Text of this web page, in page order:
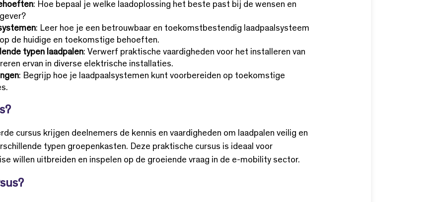
: Hoe bepaal je welke laadoplossing het beste past bij de wensen en
: Leer hoe je een betrouwbaar en toekomstbestendig laadpaalsysteem
de huidige en toekomstige behoeften.
typen laadpalen: Verwerf praktische vaardigheden voor het installeren van
ervan in diverse elektrische installaties.
: Begrijp hoe je laadpaalsystemen kunt voorbereiden op toekomstige
cursus krijgen deelnemers de kennis en vaardigheden om laadpalen veilig en
typen groepenkasten. Deze praktische cursus is ideaal voor
willen uitbreiden en inspelen op de groeiende vraag in de e-mobility sector.